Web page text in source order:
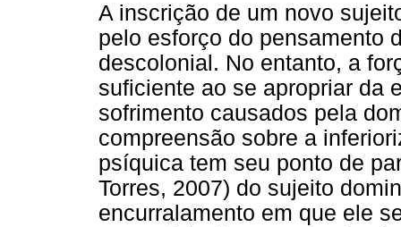
A inscrição de um novo
pelo esforço do pensamento
descolonial. No entanto, a
suficiente ao se apropriar da
sofrimento causados pela
compreensão sobre a
psíquica tem seu ponto de
Torres, 2007) do sujeito
encurralamento em que ele